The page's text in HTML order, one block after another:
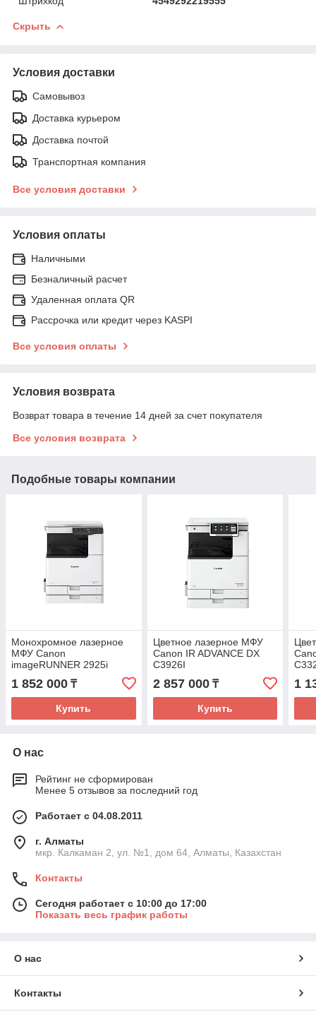
Скрыть
Условия доставки
Самовывоз
Доставка курьером
Доставка почтой
Транспортная компания
Все условия доставки
Условия оплаты
Наличными
Безналичный расчет
Удаленная оплата QR
Рассрочка или кредит через KASPI
Все условия оплаты
Условия возврата
Возврат товара в течение 14 дней за счет покупателя
Все условия возврата
Подобные товары компании
Монохромное лазерное
МФУ Canon
imageRUNNER 2925i
1 852 000 ₸
Купить
Цветное лазерное МФУ
Canon IR ADVANCE DX
C3926I
2 857 000₸
Купить
1
О нас
Рейтинг не сформирован
Менее 5 отзывов за последний год
Работает с 04.08.2011
г. Алматы
мкр. Калкаман 2, ул. №1, дом 64, Алматы, Казахстан
Контакты
Сегодня работает с 10:00 до 17:00
Показать весь график работы
О нас
Контакты